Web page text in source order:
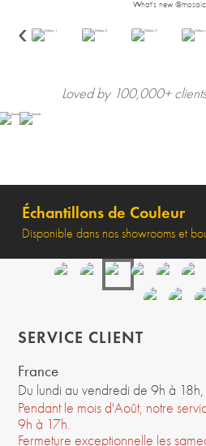
What's new
‹
Loved by 100,000+
Échantillons de Couleur
Disponible dans nos showrooms et
SERVICE CLIENT
France
Du lundi au vendredi de 9h à
Pendant le mois d'Août, notre
9h à 17h.
Fermeture exceptionnelle les